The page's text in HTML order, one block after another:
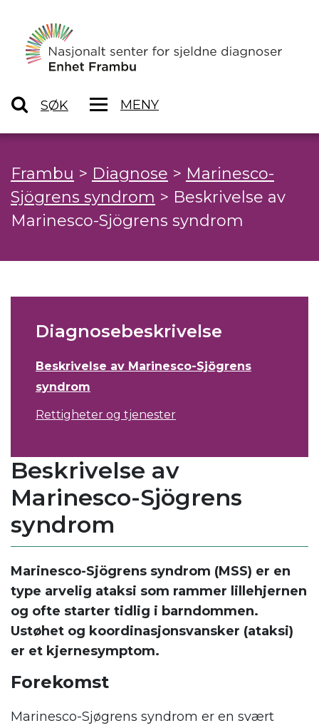
SØK MENY
Frambu > Diagnose > Marinesco-
Sjögrens syndrom > Beskrivelse av
Marinesco-Sjögrens syndrom
Diagnosebeskrivelse
Beskrivelse av Marinesco-Sjögrens
syndrom
Rettigheter og tjenester
Beskrivelse av
Marinesco-Sjögrens
syndrom
Marinesco-Sjögrens syndrom (MSS) er en
type arvelig ataksi som rammer lillehjernen
og ofte starter tidlig i barndommen.
Ustøhet og koordinasjonsvansker (ataksi)
er et kjernesymptom.
Forekomst
Marinesco-Sjøgrens syndrom er en svært